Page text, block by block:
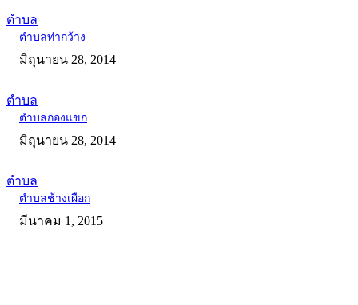
ตำบล
ตำบลท่ากว้าง
มิถุนายน 28, 2014
ตำบล
ตำบลกองแขก
มิถุนายน 28, 2014
ตำบล
ตำบลช้างเผือก
มีนาคม 1, 2015